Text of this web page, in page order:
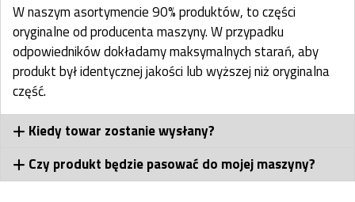
W naszym asortymencie 90% produktów, to części
oryginalne od producenta maszyny. W przypadku
odpowiedników dokładamy maksymalnych starań, aby
produkt był identycznej jakości lub wyższej niż oryginalna
część.
Kiedy towar zostanie wysłany?
Czy produkt będzie pasować do mojej maszyny?